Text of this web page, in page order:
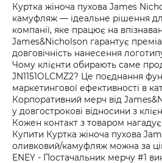
Куртка жіноча пухова James
камуфляж — ідеальне рішення
компанії, яке працює на
James&Nicholson гарантує
довговічність нанесення
Чому клієнти обирають саме
JN1151OLCMZ2? Це поєднання
маркетингової ефективності в
Корпоративний мерч від
у довгострокові відносини з
Кожен контакт з товаром
Купити Куртка жіноча пухова
оливковий/камуфляж можна за
ENEY - Постачальник мерчу #1